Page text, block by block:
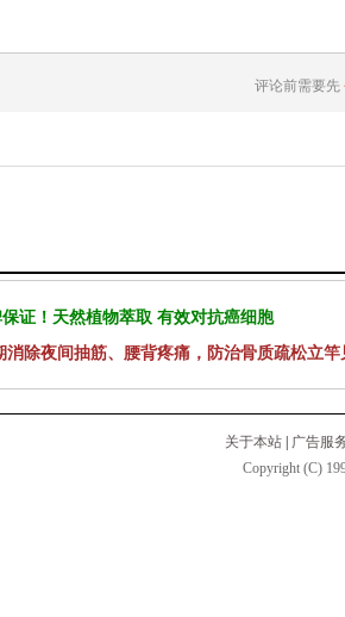
评论前需要先
证！天然植物萃取 有效对抗癌细胞
除夜间抽筋、腰背疼痛，防治骨质疏松立竿
关于本站
广告服
Copyright (C)